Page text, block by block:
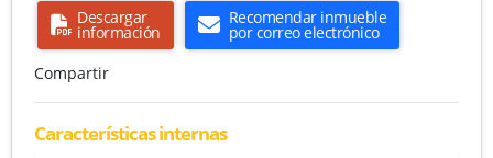
Descargar
información
Recomendar inmueble
por correo electrónico
Compartir
Características internas